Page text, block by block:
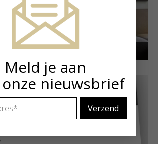
voor particulieren
Meld je aan
nieuwsbrief
*